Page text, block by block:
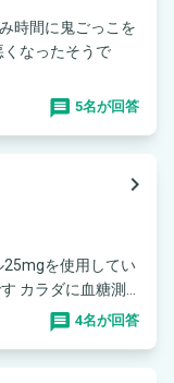
くなったそうで
5名が回答
navigate_next
25mgを使用してい
体重48 kgです カラダに血糖測...
4名が回答